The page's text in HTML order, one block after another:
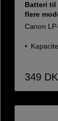
Batteri til
flere
Canon
349